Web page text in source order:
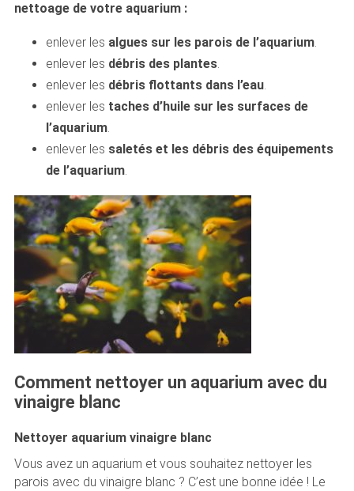
nettoage de votre aquarium :
enlever les algues sur les parois de l’aquarium.
enlever les débris des plantes.
enlever les débris flottants dans l’eau.
enlever les taches d’huile sur les surfaces de
l’aquarium.
enlever les saletés et les débris des équipements
de l’aquarium.
Comment nettoyer un aquarium avec du
vinaigre blanc
Nettoyer aquarium vinaigre blanc
Vous avez un aquarium et vous souhaitez nettoyer les
parois avec du vinaigre blanc ? C’est une bonne idée ! Le